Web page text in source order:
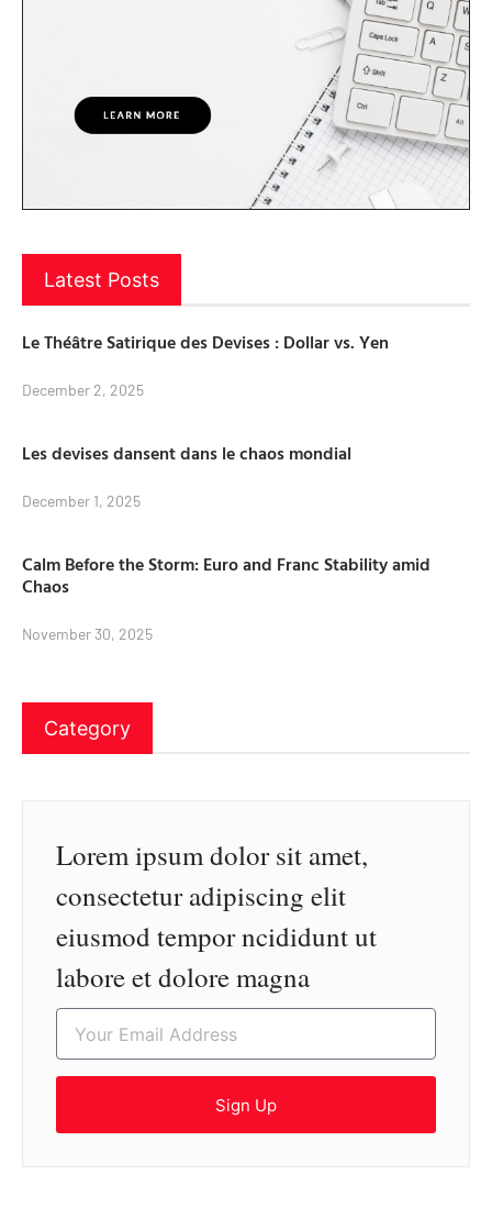
Latest Posts
Le Théâtre Satirique des Devises : Dollar vs. Yen
December 2, 2025
Les devises dansent dans le chaos mondial
December 1, 2025
Calm Before the Storm: Euro and Franc Stability amid
Chaos
November 30, 2025
Category
Lorem ipsum dolor sit amet,
consectetur adipiscing elit
eiusmod tempor ncididunt ut
labore et dolore magna
Sign Up